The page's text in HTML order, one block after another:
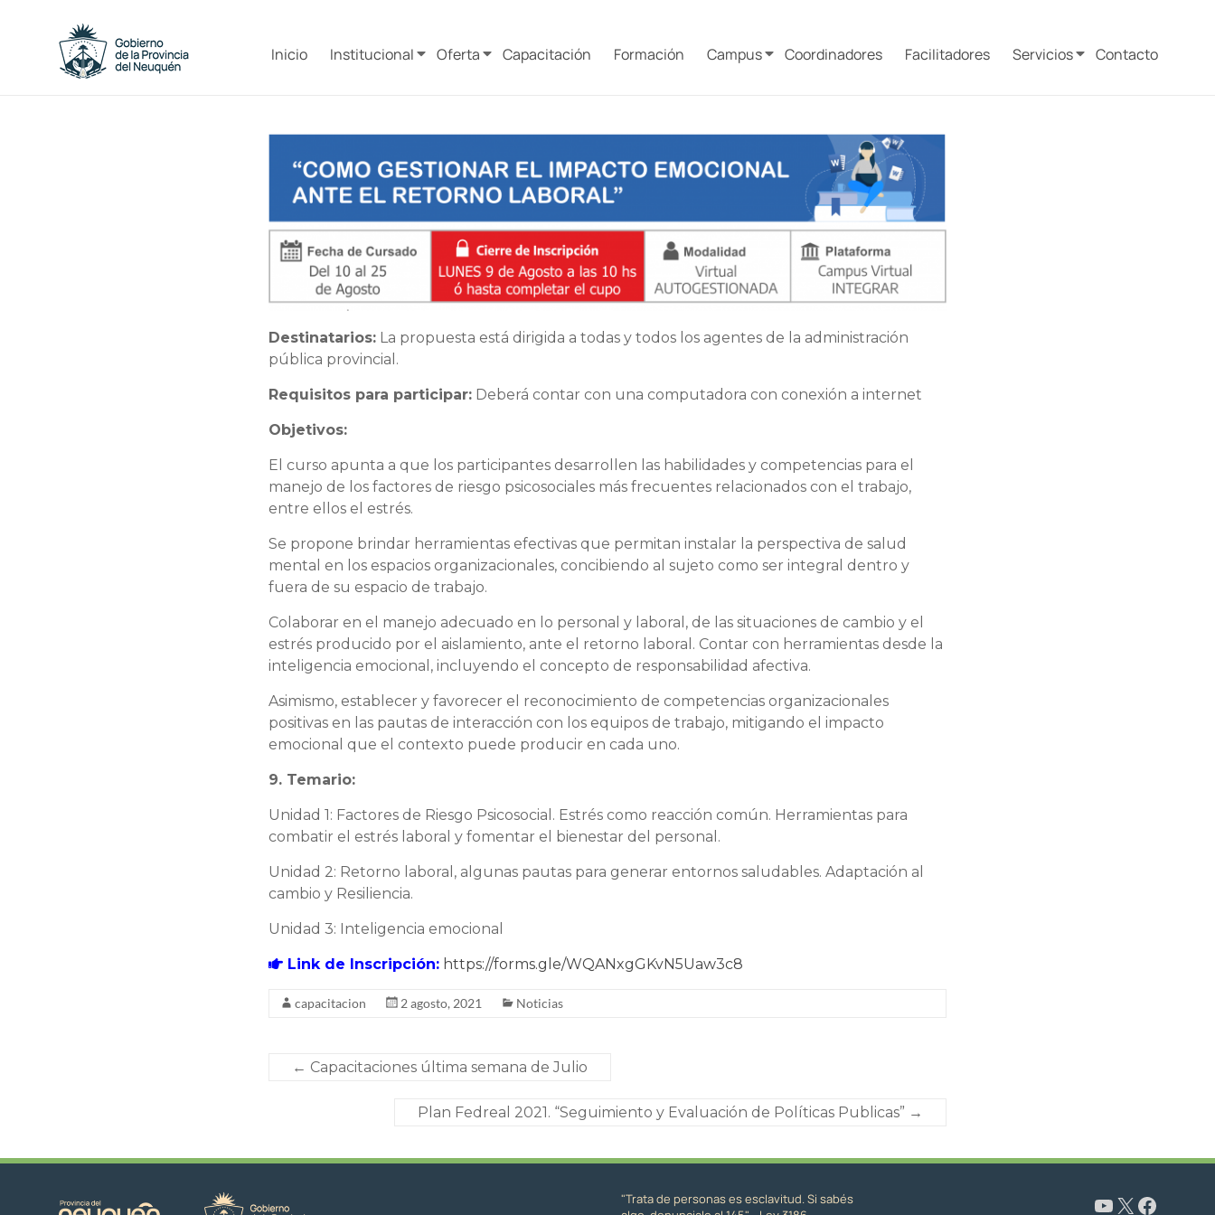
contenidoCapacitacion
y
Inicio Institucional Oferta Capacitación Formación Campus Coordinadores Facilitadores Servicios Contacto
Destinatarios: La propuesta está dirigida a todas y todos los agentes de la administración
pública provincial.
Requisitos para participar: Deberá contar con una computadora con conexión a internet
Objetivos:
El curso apunta a que los participantes desarrollen las habilidades y competencias para el
manejo de los factores de riesgo psicosociales más frecuentes relacionados con el trabajo,
entre ellos el estrés.
Se propone brindar herramientas efectivas que permitan instalar la perspectiva de salud
mental en los espacios organizacionales, concibiendo al sujeto como ser integral dentro y
fuera de su espacio de trabajo.
Colaborar en el manejo adecuado en lo personal y laboral, de las situaciones de cambio y el
estrés producido por el aislamiento, ante el retorno laboral. Contar con herramientas desde la
inteligencia emocional, incluyendo el concepto de responsabilidad afectiva.
Asimismo, establecer y favorecer el reconocimiento de competencias organizacionales
positivas en las pautas de interacción con los equipos de trabajo, mitigando el impacto
emocional que el contexto puede producir en cada uno.
9. Temario:
Unidad 1: Factores de Riesgo Psicosocial. Estrés como reacción común. Herramientas para
combatir el estrés laboral y fomentar el bienestar del personal.
Unidad 2: Retorno laboral, algunas pautas para generar entornos saludables. Adaptación al
cambio y Resiliencia.
Unidad 3: Inteligencia emocional
Link de Inscripción: https://forms.gle/WQANxgGKvN5Uaw3c8
capacitacion 2 agosto, 2021 Noticias
← Capacitaciones última semana de Julio
Plan Fedreal 2021. “Seguimiento y Evaluación de Políticas Publicas” →
"Trata de personas es esclavitud. Si sabés
www.youtube.com/@CapacitaciónyFormaciónNeuquén X Facebook